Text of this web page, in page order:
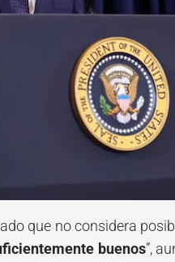
que no considera
buenos”,